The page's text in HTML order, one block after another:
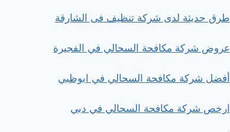
طرق حديثة لدى شركة تنظيف فى الشارقة
عروض شركة مكافحة السحالي في الفجيرة
أفضل شركة مكافحة السحالي في ابوظبي
ارخص شركة مكافحة السحالي في دبي